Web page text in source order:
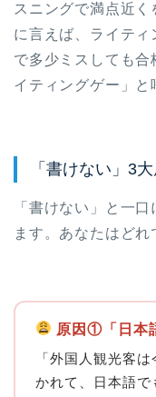
スニングで満点近
に言えば、ライテ
で多少ミスしても
イティングゲー」と
「書けない」3
「書けない」と一
ます。あなたはどれ
原因①「日本
「外国人観光客
かれて、日本語で